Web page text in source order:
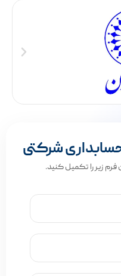
حسابداری شرکتی
فرم زیر را تکمیل کنید.